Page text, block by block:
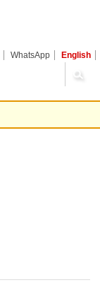
WhatsApp English